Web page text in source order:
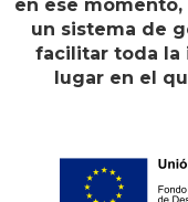
en ese
un sistema de
facilitar toda la
lugar en el